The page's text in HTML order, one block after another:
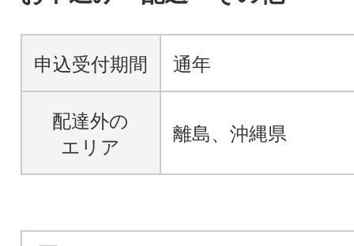
申込受付期間 通年
配達外の
エリア
離島、沖縄県